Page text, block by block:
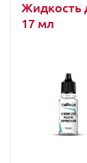
Жидкость
17 мл